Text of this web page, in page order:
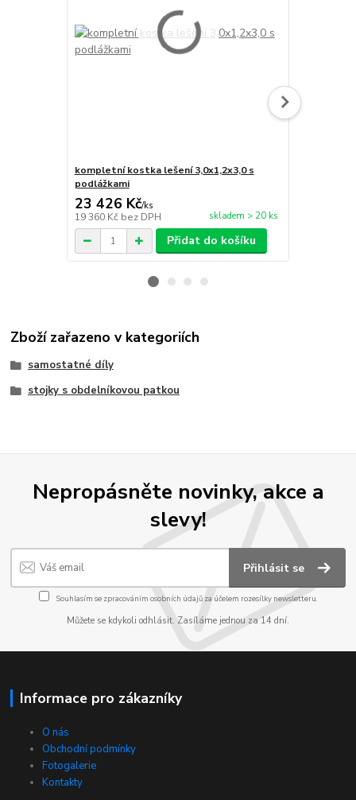
kompletní kostka lešení 3,0x1,2x3,0 s
podlážkami
23 426 Kč/ks
19 360 Kč bez DPH skladem > 20 ks
Přidat do košíku
Zboží zařazeno v kategoriích
samostatné díly
stojky s obdelníkovou patkou
Nepropásněte novinky, akce a
slevy!
Přihlásit se
Souhlasím se zpracováním osobních údajůza účelem rozesílky newsletteru.
Můžete se kdykoli odhlásit. Zasíláme jednou za 14 dní.
Informace pro zákazníky
O nás
Obchodní podmínky
Fotogalerie
Kontakty